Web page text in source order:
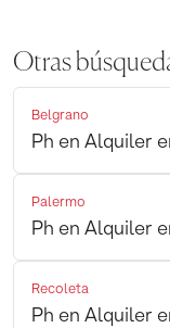
Otras
Belgrano
Ph en Alquiler
Palermo
Ph en Alquiler
Recoleta
Ph en Alquiler